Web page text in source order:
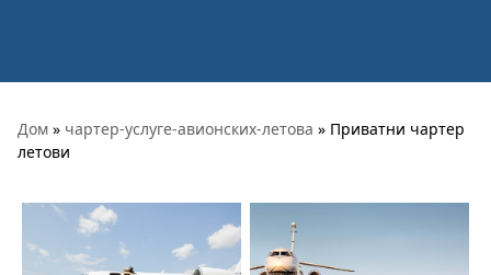
Дом » чартер-услуге-авионских-летова » Приватни чартер
летови